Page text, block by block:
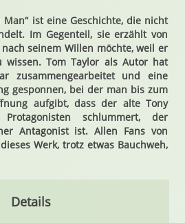
ist eine Geschichte, die nicht
Im Gegenteil, sie erzählt von
seinem Willen möchte, weil er
wissen. Tom Taylor als Autor hat
zusammengearbeitet und eine
gesponnen, bei der man bis zum
aufgibt, dass der alte Tony
schlummert, der
Antagonist ist. Allen Fans von
Werk, trotz etwas Bauchweh,
Details